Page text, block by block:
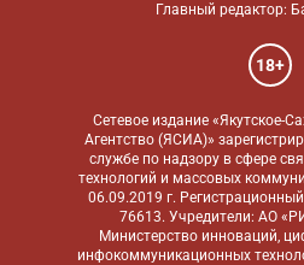
Главный редактор:
18+
Сетевое издание «Якутское-
Агентство (ЯСИА)»
службе по надзору в сфере
технологий и массовых
06.09.2019 г.
76613. Учредители: АО
Министерство инноваций,
инфокоммуникационных